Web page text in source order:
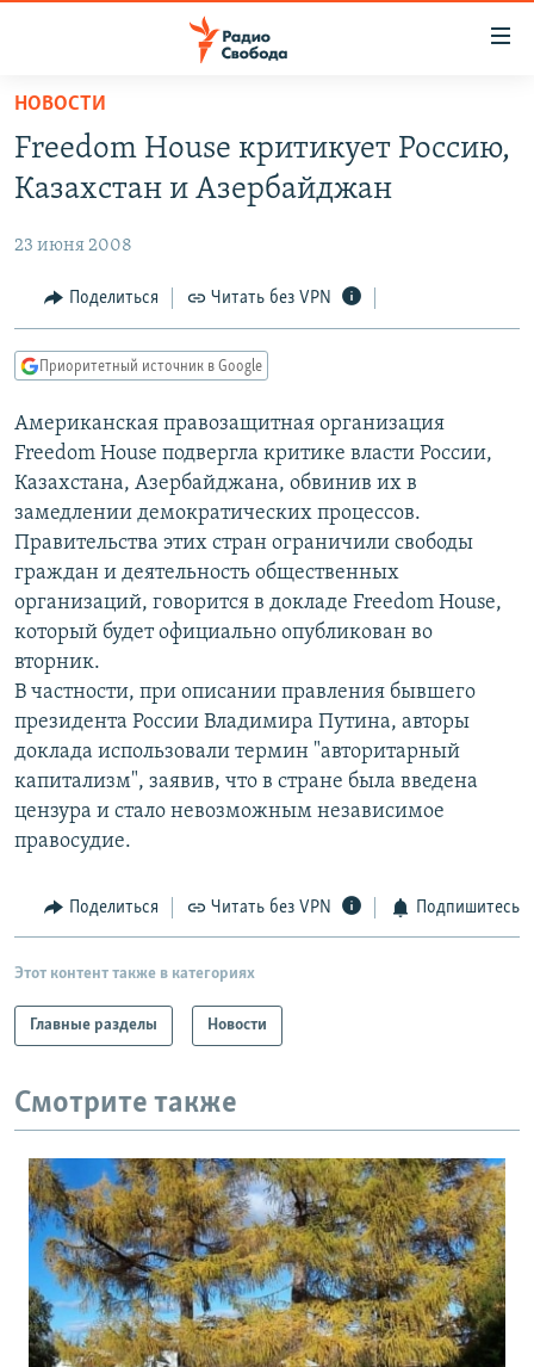
упрощенного
доступа
Вернуться
основному
Вернутся
главной
навигации
Вернутся
поиску
ПРОГРАММЫ
ЦИТАТЫ СВОБОДЫ
МНЕНИЯ
IDEL.РЕАЛИИ
КАВКАЗ.РЕАЛИИ
СЕВЕР.РЕАЛИИ
СИБИРЬ.РЕАЛИИ
РАСПИСАНИЕ ВЕЩАНИЯ
ПОДПИШИТЕСЬ НА РАССЫЛКУ
СОЦИАЛЬНЫЕ СЕТИ
Все сайты РСЕ/РС
НОВОСТИ
Freedom House критикует Россию,
Казахстан и Азербайджан
23 июня 2008
Поделиться Читать без VPN
Приоритетный источник в Google
Американская правозащитная организация
Freedom House подвергла критике власти России,
Казахстана, Азербайджана, обвинив их в
замедлении демократических процессов.
Правительства этих стран ограничили свободы
граждан и деятельность общественных
организаций, говорится в докладе Freedom House,
который будет официально опубликован во
вторник.
В частности, при описании правления бывшего
президента России Владимира Путина, авторы
доклада использовали термин "авторитарный
капитализм", заявив, что в стране была введена
цензура и стало невозможным независимое
правосудие.
Поделиться Читать без VPN Подпишитесь
Этот контент также в категориях
Главные разделы Новости
Смотрите также